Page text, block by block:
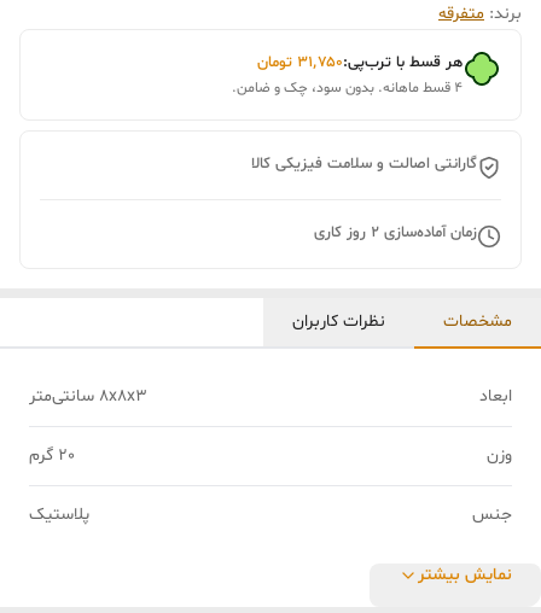
برند: متفرقه
هر قسط با ترب‌پی:۳۱٬۷۵۰ تومان
۴ قسط ماهانه. بدون سود، چک و ضامن.
گارانتی اصالت و سلامت فیزیکی کالا
زمان آماده‌سازی 2 روز کاری
مشخصات نظرات کاربران
ابعاد 8x8x3 سانتی‌متر
وزن 20 گرم
جنس پلاستیک
نمایش بیشتر